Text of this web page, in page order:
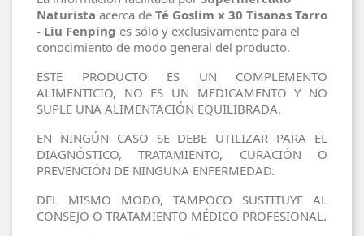
Naturista acerca de Té Goslim x 30 Tisanas Tarro
- Liu Fenping es sólo y exclusivamente para el
conocimiento de modo general del producto.
ESTE PRODUCTO ES UN COMPLEMENTO
ALIMENTICIO, NO ES UN MEDICAMENTO Y NO
SUPLE UNA ALIMENTACIÓN EQUILIBRADA.
EN NINGÚN CASO SE DEBE UTILIZAR PARA EL
DIAGNÓSTICO, TRATAMIENTO, CURACIÓN O
PREVENCIÓN DE NINGUNA ENFERMEDAD.
DEL MISMO MODO, TAMPOCO SUSTITUYE AL
CONSEJO O TRATAMIENTO MÉDICO PROFESIONAL.